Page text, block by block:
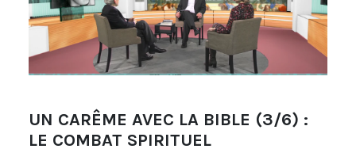
UN CARÊME AVEC LA BIBLE (3/6) :
LE COMBAT SPIRITUEL